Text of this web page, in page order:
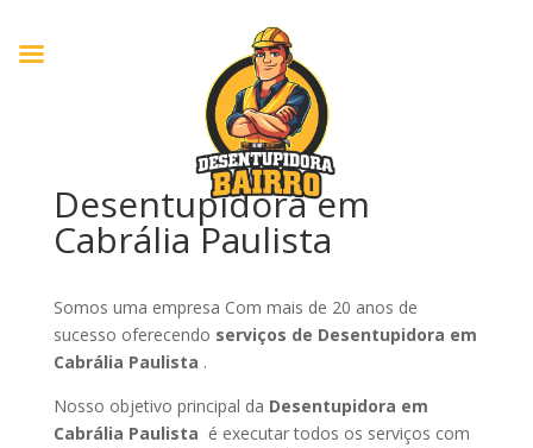
Desentupidora em
Cabrália Paulista
Somos uma empresa Com mais de 20 anos de
sucesso oferecendo serviços de Desentupidora em
Cabrália Paulista .
Nosso objetivo principal da Desentupidora em
Cabrália Paulista é executar todos os serviços com